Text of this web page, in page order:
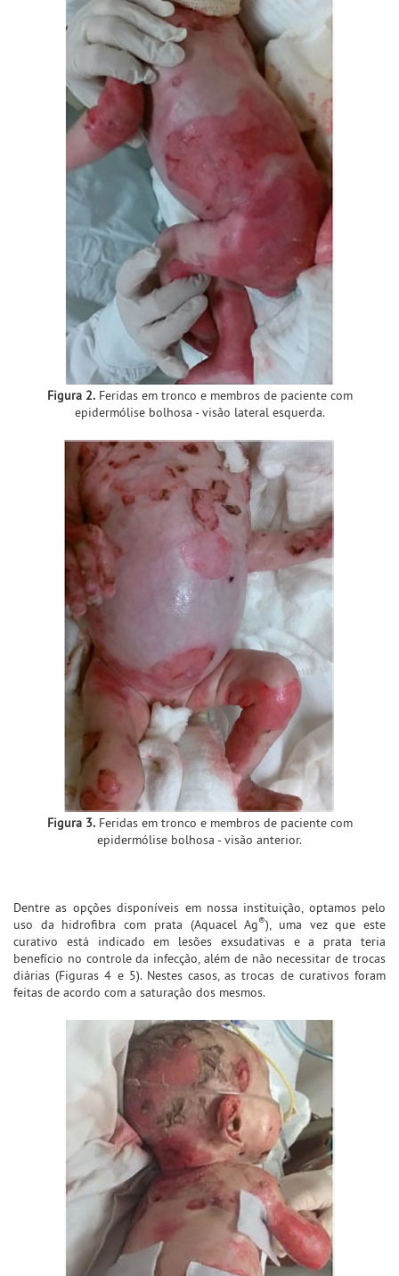
Figura 2.Feridas em tronco e membros de paciente com
epidermólise bolhosa - visão lateral esquerda.
Figura 3.Feridas em tronco e membros de paciente com
epidermólise bolhosa - visão anterior.
Dentre as opções disponíveis em nossa instituição, optamos pelo
uso da hidrofibra com prata (Aquacel Ag®), uma vez que este
curativo está indicado em lesões exsudativas e a prata teria
benefício no controle da infecção, além de não necessitar de trocas
diárias (Figuras 4 e 5). Nestes casos, as trocas de curativos foram
feitas de acordo com a saturação dos mesmos.